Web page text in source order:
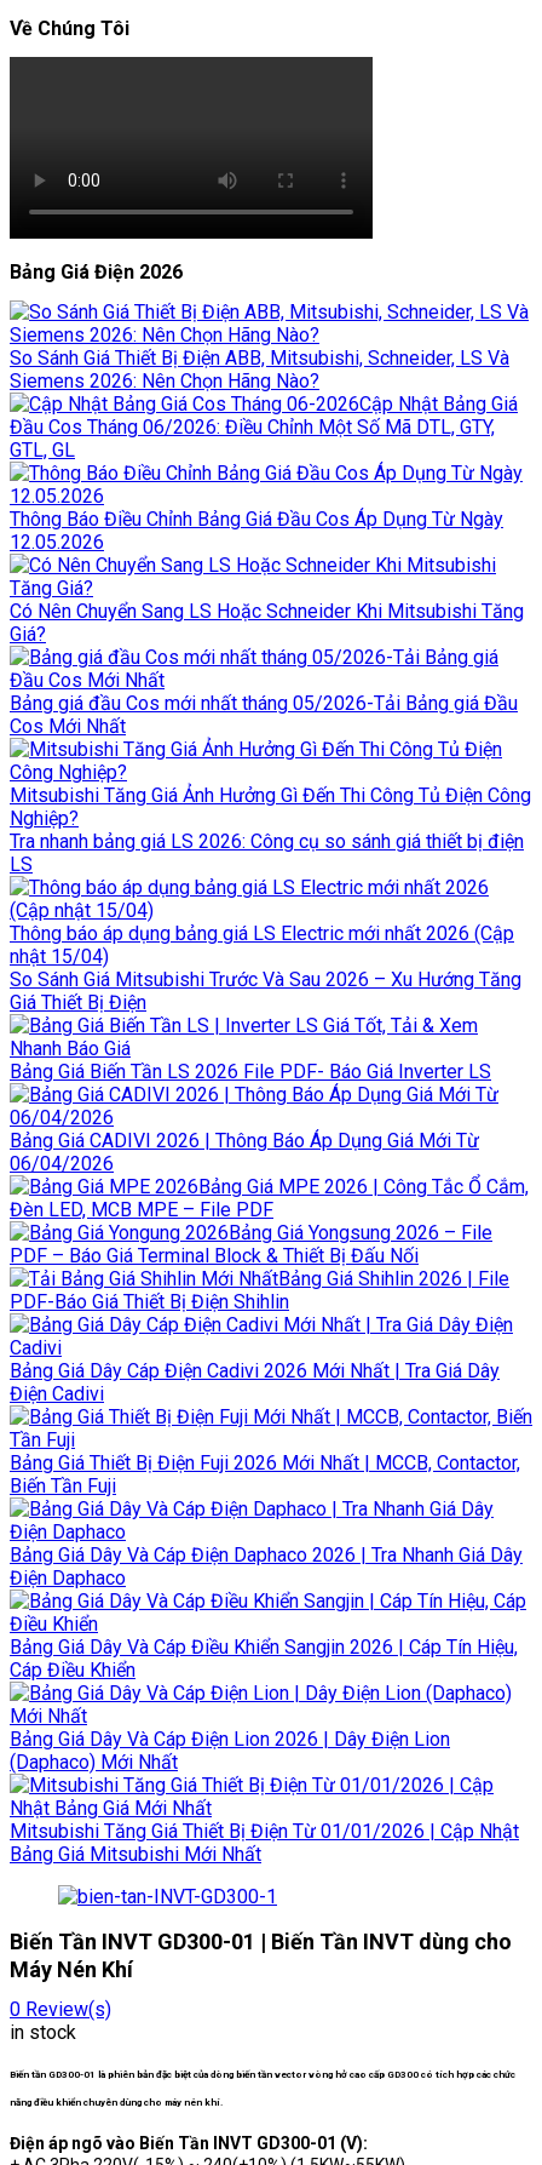
Về Chúng Tôi
Bảng Giá Điện 2026
So Sánh Giá Thiết Bị Điện ABB, Mitsubishi, Schneider, LS Và
Siemens 2026: Nên Chọn Hãng Nào?
Cập Nhật Bảng Giá
Đầu Cos Tháng 06/2026: Điều Chỉnh Một Số Mã DTL, GTY,
GTL, GL
Thông Báo Điều Chỉnh Bảng Giá Đầu Cos Áp Dụng Từ Ngày
12.05.2026
Có Nên Chuyển Sang LS Hoặc Schneider Khi Mitsubishi Tăng
Giá?
Bảng giá đầu Cos mới nhất tháng 05/2026-Tải Bảng giá Đầu
Cos Mới Nhất
Mitsubishi Tăng Giá Ảnh Hưởng Gì Đến Thi Công Tủ Điện Công
Nghiệp?
Tra nhanh bảng giá LS 2026: Công cụ so sánh giá thiết bị điện
LS
Thông báo áp dụng bảng giá LS Electric mới nhất 2026 (Cập
nhật 15/04)
So Sánh Giá Mitsubishi Trước Và Sau 2026 – Xu Hướng Tăng
Giá Thiết Bị Điện
Bảng Giá Biến Tần LS 2026 File PDF- Báo Giá Inverter LS
Bảng Giá CADIVI 2026 | Thông Báo Áp Dụng Giá Mới Từ
06/04/2026
Bảng Giá MPE 2026 | Công Tắc Ổ Cắm,
Đèn LED, MCB MPE – File PDF
Bảng Giá Yongsung 2026 – File
PDF – Báo Giá Terminal Block & Thiết Bị Đấu Nối
Bảng Giá Shihlin 2026 | File
PDF-Báo Giá Thiết Bị Điện Shihlin
Bảng Giá Dây Cáp Điện Cadivi 2026 Mới Nhất | Tra Giá Dây
Điện Cadivi
Bảng Giá Thiết Bị Điện Fuji 2026 Mới Nhất | MCCB, Contactor,
Biến Tần Fuji
Bảng Giá Dây Và Cáp Điện Daphaco 2026 | Tra Nhanh Giá Dây
Điện Daphaco
Bảng Giá Dây Và Cáp Điều Khiển Sangjin 2026 | Cáp Tín Hiệu,
Cáp Điều Khiển
Bảng Giá Dây Và Cáp Điện Lion 2026 | Dây Điện Lion
(Daphaco) Mới Nhất
Mitsubishi Tăng Giá Thiết Bị Điện Từ 01/01/2026 | Cập Nhật
Bảng Giá Mitsubishi Mới Nhất
Biến Tần INVT GD300-01 | Biến Tần INVT dùng cho
Máy Nén Khí
0 Review(s)
in stock
Biến tần GD300-01 là phiên bản đặc biệt của dòng biến tần vector vòng hở cao cấp GD300 có tích hợp các chức
năng điều khiển chuyên dùng cho máy nén khí.
Điện áp ngõ vào Biến Tần INVT GD300-01 (V):